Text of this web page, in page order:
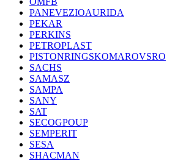
PANEVEZIOAURIDA
PEKAR
PERKINS
PETROPLAST
PISTONRINGSKOMAROVSRO
SACHS
SAMASZ
SAMPA
SANY
SAT
SECOGPOUP
SEMPERIT
SESA
SHACMAN